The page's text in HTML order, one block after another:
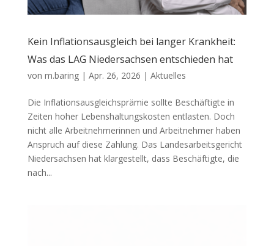
Kein Inflationsausgleich bei langer Krankheit:
Was das LAG Niedersachsen entschieden hat
von m.baring| Apr. 26, 2026 | Aktuelles
Die Inflationsausgleichsprämie sollte Beschäftigte in
Zeiten hoher Lebenshaltungskosten entlasten. Doch
nicht alle Arbeitnehmerinnen und Arbeitnehmer haben
Anspruch auf diese Zahlung. Das Landesarbeitsgericht
Niedersachsen hat klargestellt, dass Beschäftigte, die
nach...